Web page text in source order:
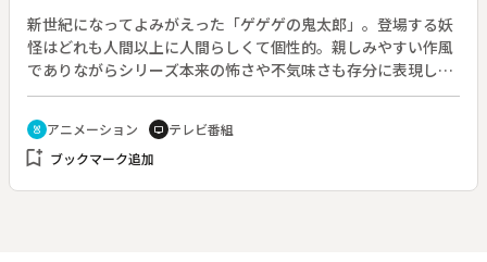
たのは何故なのか。◆マヤの末裔・インディヘナたちは、空に
祈り、大地に感謝し、家族で力を合わせる、現代社会が忘れて
しまった暮らしをいまも続けている。
新世紀になってよみがえった「ゲゲゲの鬼太郎」。登場する妖
怪はどれも人間以上に人間らしくて個性的。親しみやすい作風
でありながらシリーズ本来の怖さや不気味さも存分に表現した
第５シリーズ。原作：水木しげる。（２００７年４月１日～２
００９年３月２９日放送、全１００回）◆第１回「妖怪の棲む
街」。子供たちが沼の塚を壊してしまったことで、祀られてい
た妖怪が目覚めてしまった。妖怪横丁の外れに住む鬼太郎は、
cruelty_free アニメーション tv テレビ番組
bookmark_add ブックマーク追加